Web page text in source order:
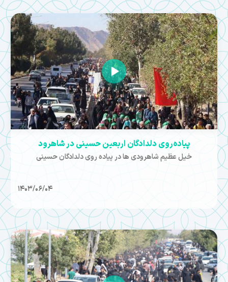
پیاده‌روی دلدادگان اربعین حسینی در شاهرود
خیل عظیم شاهرودی ها در پیاده روی دلدادگان حسینی
1403/06/04